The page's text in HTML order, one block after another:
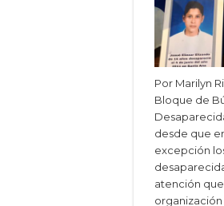
Por Marilyn
Bloque de
desde que
excepción
atención
organización